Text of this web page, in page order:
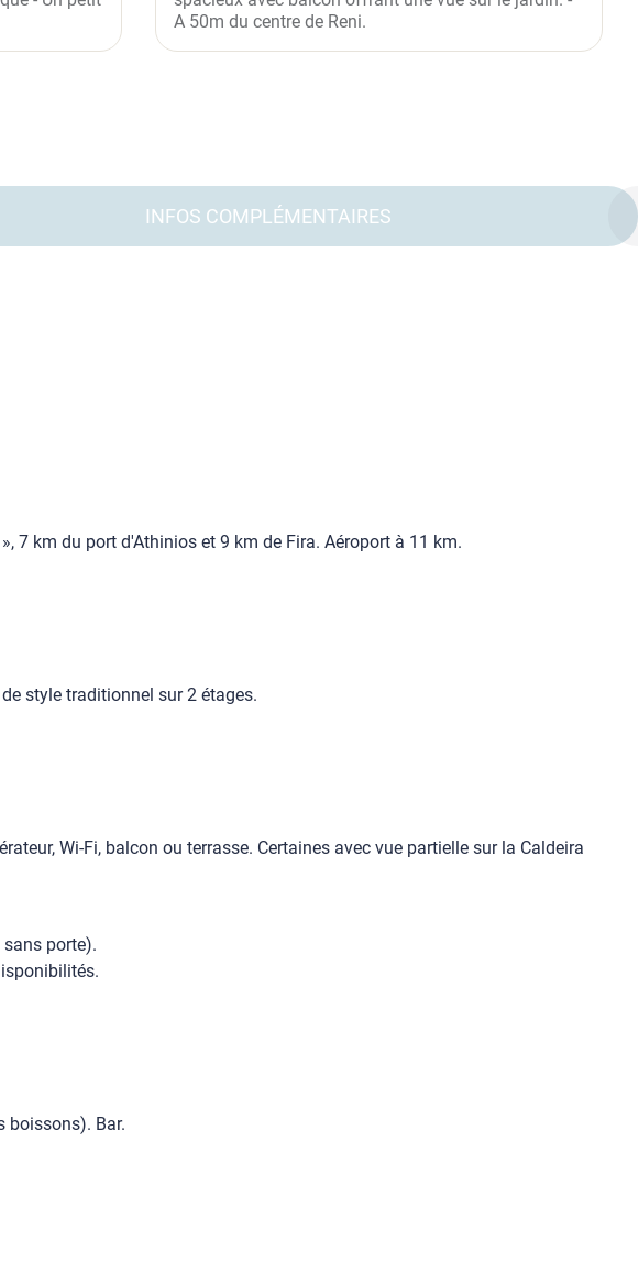
A 50m du centre de Reni.
INFOS COMPLÉMENTAIRES
7 km du port d'Athinios et 9 km de Fira. Aéroport à 11 km.
style traditionnel sur 2 étages.
Wi-Fi, balcon ou terrasse. Certaines avec vue partielle sur la Caldeira
porte).
boissons). Bar.